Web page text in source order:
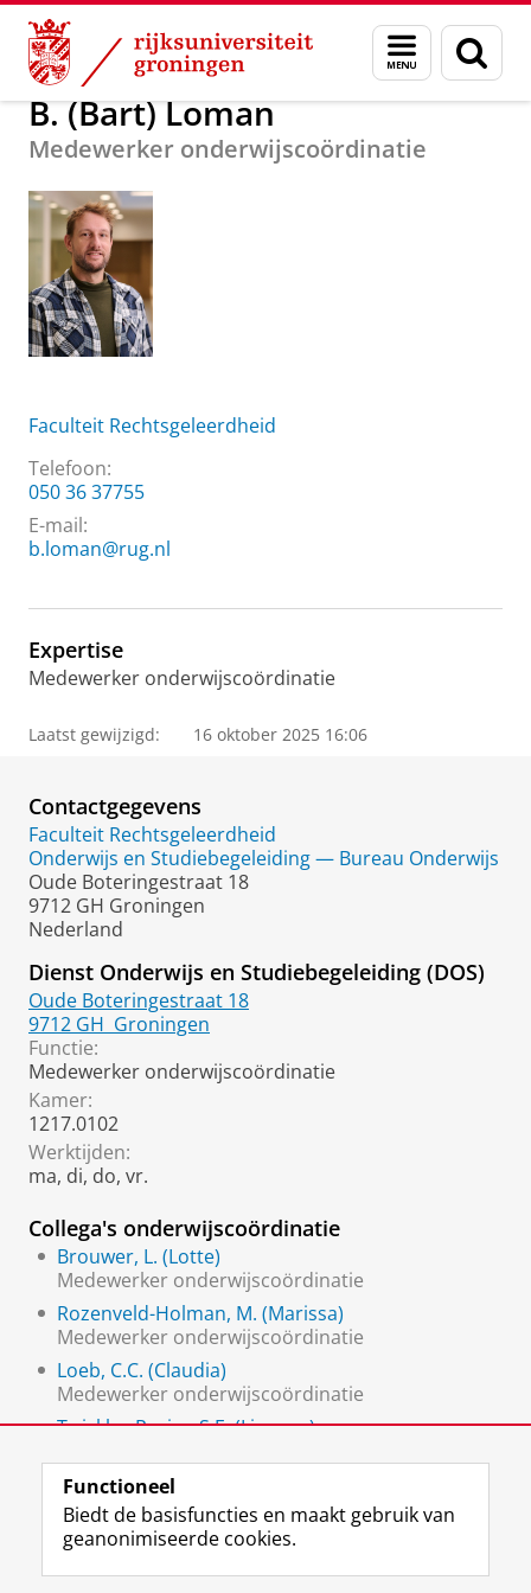
Skip
Content
Skip
Navigation
Menu
en
zoeken
Over ons B. (Bart) Loman
B. (Bart) Loman
Medewerker onderwijscoördinatie
Faculteit Rechtsgeleerdheid
Telefoon:
050 36 37755
E-mail:
b.loman@rug.nl
Expertise
Medewerker onderwijscoördinatie
Laatst gewijzigd: 16 oktober 2025 16:06
Contactgegevens
Faculteit Rechtsgeleerdheid
Onderwijs en Studiebegeleiding — Bureau Onderwijs
Oude Boteringestraat 18
9712 GH Groningen
Nederland
Dienst Onderwijs en Studiebegeleiding (DOS)
Oude Boteringestraat 18
9712 GH Groningen
Functie:
Medewerker onderwijscoördinatie
Kamer:
1217.0102
Werktijden:
ma, di, do, vr.
Collega's onderwijscoördinatie
Brouwer, L. (Lotte)
Medewerker onderwijscoördinatie
Rozenveld-Holman, M. (Marissa)
Medewerker onderwijscoördinatie
Loeb, C.C. (Claudia)
Medewerker onderwijscoördinatie
Twickler-Pruim, S.E. (Lisanne)
Volg de RUG
F
L
R I
Y
Functioneel
Biedt de basisfuncties en maakt gebruik van
geanonimiseerde cookies.